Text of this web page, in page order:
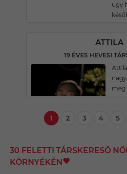
ugy
ATTILA
19 ÉVES HEVESI
meg
1 2 3 4 5
30 FELETTI TÁRSKERESŐ
KÖRNYÉKÉN